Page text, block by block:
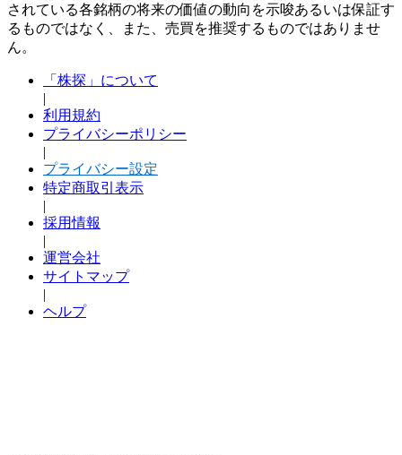
されている各銘柄の将来の価値の動向を示唆あるいは保証す
るものではなく、また、売買を推奨するものではありませ
ん。
「株探」について
|
利用規約
プライバシーポリシー
|
プライバシー設定
特定商取引表示
|
採用情報
|
運営会社
サイトマップ
|
ヘルプ